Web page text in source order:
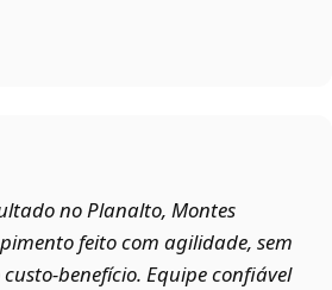
no Planalto, Montes
feito com agilidade, sem
benefício. Equipe confiável